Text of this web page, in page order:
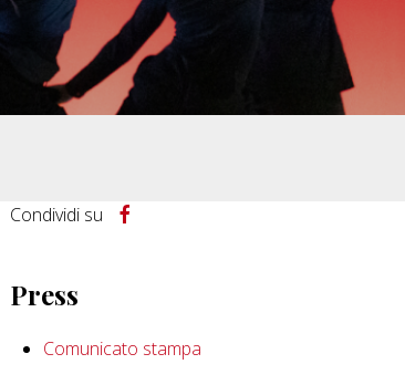
Condividi su
Press
Comunicato stampa